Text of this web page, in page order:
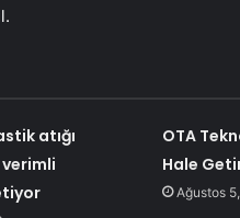
atığı
verimli
OTA
Hale
Ağustos